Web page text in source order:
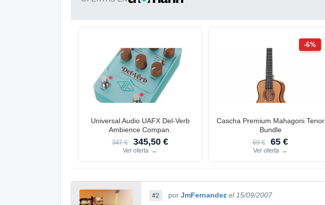
Universal Audio UAFX Del-Verb
Ambience Compan.
347 € 345,50 €
Ver oferta →
-6%
Cascha Premium Mahagoni Tenor
Bundle
69 € 65 €
Ver oferta →
#2 por JmFernandez el 15/09/2007